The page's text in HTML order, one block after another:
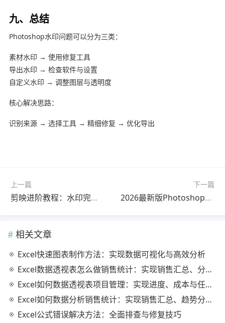
九、总结
Photoshop水印问题可以分为三类：
素材水印 → 使用修复工具
导出水印 → 检查软件与设置
自定义水印 → 调整图层与透明度
核心解决思路：
识别来源 → 选择工具 → 精细修复 → 优化导出
上一篇
剪映进阶教程：水印完整教程官方最新版（一看就会）
下一篇
2026最新版Photoshop水印问题解决教程教程｜常见问题解决
相关文章
Excel快速图表制作方法：实现数据可视化与高效分析
Excel数据透视表怎么做销售统计：实现销售汇总、分析与动态监控
Excel如何数据透视表项目管理：实现进度、成本与任务的高效分析
Excel如何数据分析销售统计：实现销售汇总、趋势分析与业绩优化
Excel公式错误解决方法：全面排查与修复技巧